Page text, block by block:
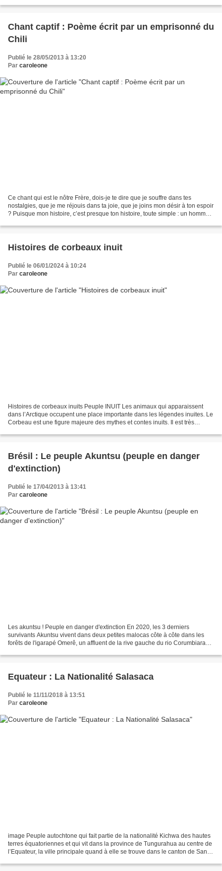
Chant captif : Poème écrit par un emprisonné du
Chili
Publié le 28/05/2013 à 13:20
Par caroleone
Ce chant qui est le nôtre Frère, dois-je te dire que je souffre dans tes
nostalgies, que je me réjouis dans ta joie, que je joins mon désir à ton espoir
? Puisque mon histoire, c’est presque ton histoire, toute simple : un homme,
Histoires de corbeaux inuit
Publié le 06/01/2024 à 10:24
Par caroleone
Histoires de corbeaux inuits Peuple INUIT Les animaux qui apparaissent
dans l’Arctique occupent une place importante dans les légendes inuites. Le
Corbeau est une figure majeure des mythes et contes inuits. Il est très
Brésil : Le peuple Akuntsu (peuple en danger
d'extinction)
Publié le 17/04/2013 à 13:41
Par caroleone
Les akuntsu ! Peuple en danger d'extinction En 2020, les 3 derniers
survivants Akuntsu vivent dans deux petites malocas côte à côte dans les
forêts de l'igarapé Omerê, un affluent de la rive gauche du rio Corumbiara
Equateur : La Nationalité Salasaca
Publié le 11/11/2018 à 13:51
Par caroleone
image Peuple autochtone qui fait partie de la nationalité Kichwa des hautes
terres équatoriennes et qui vit dans la province de Tungurahua au centre de
l’Equateur, la ville principale quand à elle se trouve dans le canton de San